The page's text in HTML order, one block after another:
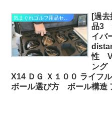
[過
品3
イバ
性
ング
X14 ＤＧ Ｘ１００ ライ
ボール選び方 ボール構造